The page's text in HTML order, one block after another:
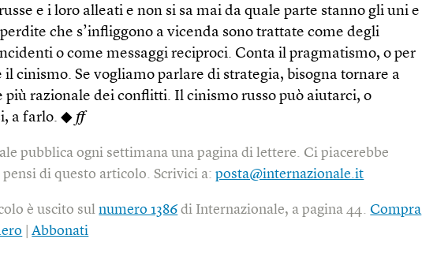
e i loro alleati e non si sa mai da quale parte stanno gli uni e
che s’infliggono a vicenda sono trattate come degli
o come messaggi reciproci. Conta il pragmatismo, o per
cinismo. Se vogliamo parlare di strategia, bisogna tornare a
più razionale dei conflitti. Il cinismo russo può aiutarci, o
a farlo. ◆ ff
pubblica ogni settimana una pagina di lettere. Ci piacerebbe
pensi di questo articolo. Scrivici a:posta@internazionale.it
è uscito sulnumero 1386 di Internazionale, a pagina 44.Compra
|Abbonati